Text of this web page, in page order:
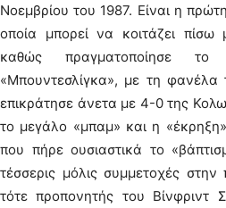
Νοεμβρίου του 1987. Είναι η
οποία μπορεί να κοιτάζει πίσω
καθώς πραγματοποίησε
«Μπουντεσλίγκα», με τη
επικράτησε άνετα με 4-0 της
το μεγάλο «μπαμ» και η
που πήρε ουσιαστικά το
τέσσερις μόλις συμμετοχές
τότε προπονητής του